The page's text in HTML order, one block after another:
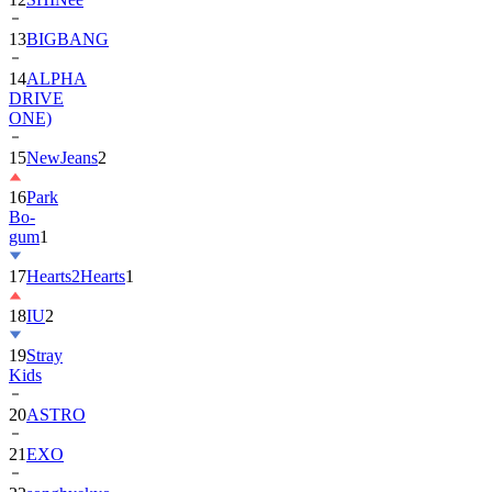
14ALPHA
DRIVE
ONE)
15NewJeans
16Park
Bo-
gum1
17Hearts2Hearts
18IU2
19Stray
Kids
20ASTRO
21EXO
22songhyekyo